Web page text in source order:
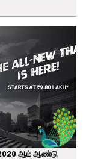
2020 ஆம் ஆண்டு